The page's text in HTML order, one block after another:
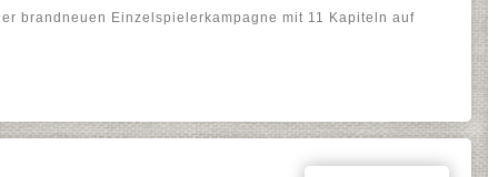
brandneuen Einzelspielerkampagne mit 11 Kapiteln auf